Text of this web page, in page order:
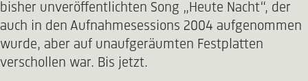
bisher unveröffentlichten Song „Heute Nacht“, der
auch in den Aufnahmesessions 2004 aufgenommen
wurde, aber auf unaufgeräumten Festplatten
verschollen war. Bis jetzt.